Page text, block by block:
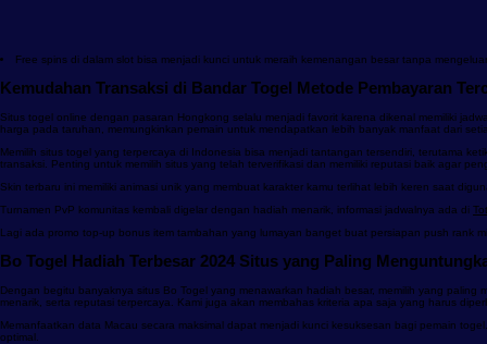
Free spins di dalam slot bisa menjadi kunci untuk meraih kemenangan besar tanpa
Kemudahan Transaksi di Bandar Togel Metode Pembayaran
Situs togel online dengan pasaran Hongkong selalu menjadi favorit karena dikenal memiliki
harga pada taruhan, memungkinkan pemain untuk mendapatkan lebih banyak manfaat dari
Memilih situs togel yang terpercaya di Indonesia bisa menjadi tantangan tersendiri, terutama
transaksi. Penting untuk memilih situs yang telah terverifikasi dan memiliki reputasi baik agar
Skin terbaru ini memiliki animasi unik yang membuat karakter kamu terlihat lebih keren saat
Turnamen PvP komunitas kembali digelar dengan hadiah menarik, informasi jadwalnya ada di
Lagi ada promo top-up bonus item tambahan yang lumayan banget buat persiapan push rank
Bo Togel Hadiah Terbesar 2024 Situs yang Paling
Dengan begitu banyaknya situs Bo Togel yang menawarkan hadiah besar, memilih yang
menarik, serta reputasi terpercaya. Kami juga akan membahas kriteria apa saja yang harus
Memanfaatkan data Macau secara maksimal dapat menjadi kunci kesuksesan bagi pemain
optimal.